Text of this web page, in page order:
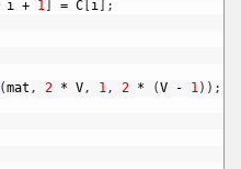
i + 1 = C i ;
(mat , 2 * V, 1, 2 * (V - 1) ) ;